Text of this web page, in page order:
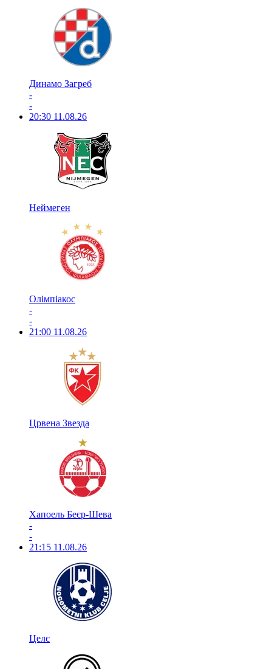
Динамо Загреб
-
-
20:30 11.08.26
Неймеген
Олімпіакос
-
-
21:00 11.08.26
Црвена Звезда
Хапоель Беєр-Шева
-
-
21:15 11.08.26
Целє